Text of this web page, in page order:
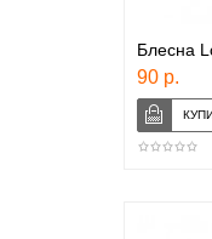
Блесна
90 р.